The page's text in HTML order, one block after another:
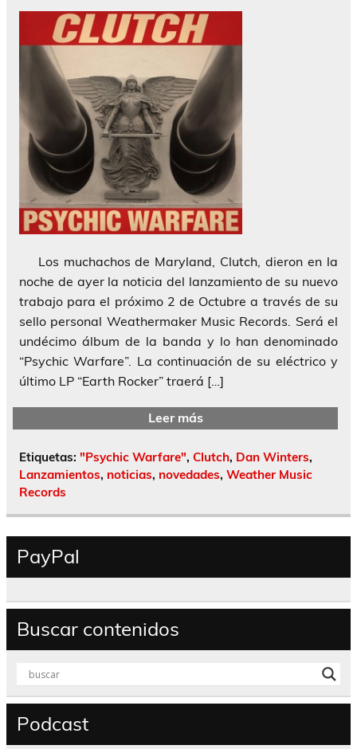
Los muchachos de Maryland, Clutch, dieron en la
noche de ayer la noticia del lanzamiento de su nuevo
trabajo para el próximo 2 de Octubre a través de su
sello personal Weathermaker Music Records. Será el
undécimo álbum de la banda y lo han denominado
“Psychic Warfare”. La continuación de su eléctrico y
último LP “Earth Rocker” traerá […]
Leer más
Etiquetas: "Psychic Warfare", Clutch, Dan Winters,
Lanzamientos, noticias, novedades, Weather Music
Records
PayPal
Buscar contenidos
Podcast